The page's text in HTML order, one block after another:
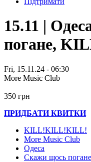
15.11 |
погане,
Fri, 15.11.24 - 06:30
More Music Club
350 грн
ПРИДБАТИ КВИТКИ
KILL!KILL!KILL!
More Music Club
Одеса
Скажи щось погане